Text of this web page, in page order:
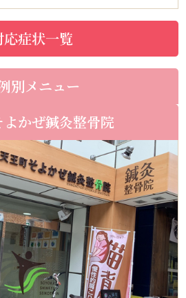
応症状一覧
別メニュー
かぜ鍼灸整骨院